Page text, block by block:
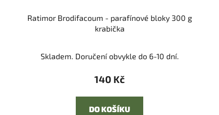
Ratimor Brodifacoum - parafínové bloky 300 g
krabička
Skladem. Doručení obvykle do 6-10 dní.
140 Kč
DO KOŠÍKU